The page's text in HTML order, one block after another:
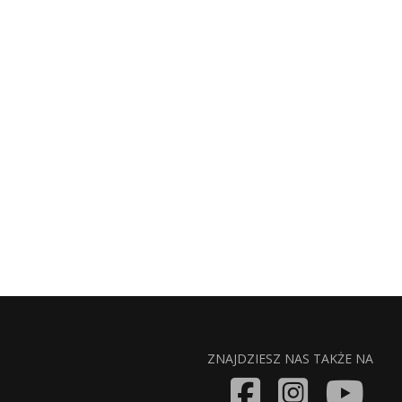
ZNAJDZIESZ NAS TAKŻE NA